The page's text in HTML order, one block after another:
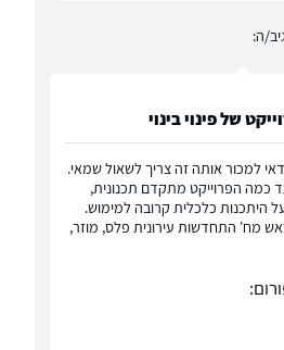
ה:
של פינוי בינוי
למכור אותה זה צריך לשאול שמאי.
כמה הפרוייקט מתקדם תכנונית,
היתכנות כלכלית קרובה למימוש.
מח' התחדשות עירונית פלס, מוזר,